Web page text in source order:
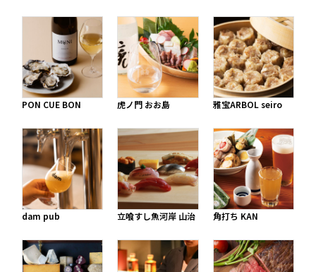
PON CUE BON 虎ノ門 おお島 雅宝ARBOL seiro
dam pub 立喰すし魚河岸 山治 角打ち KAN